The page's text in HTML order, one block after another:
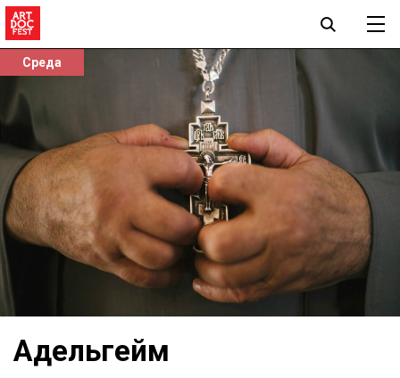
Среда
Адельгейм